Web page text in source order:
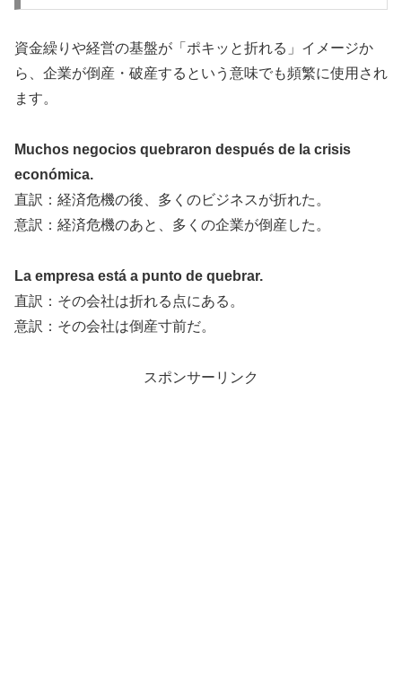
資金繰りや経営の基盤が「ポキッと折れる」イメージか
ら、企業が倒産・破産するという意味でも頻繁に使用され
ます。
Muchos negocios quebraron después de la crisis
económica.
直訳：経済危機の後、多くのビジネスが折れた。
意訳：経済危機のあと、多くの企業が倒産した。
La empresa está a punto de quebrar.
直訳：その会社は折れる点にある。
意訳：その会社は倒産寸前だ。
スポンサーリンク